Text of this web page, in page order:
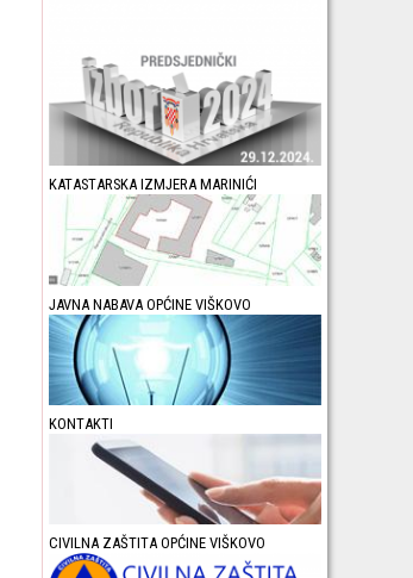
KATASTARSKA IZMJERA MARINIĆI
JAVNA NABAVA OPĆINE VIŠKOVO
KONTAKTI
CIVILNA ZAŠTITA OPĆINE VIŠKOVO